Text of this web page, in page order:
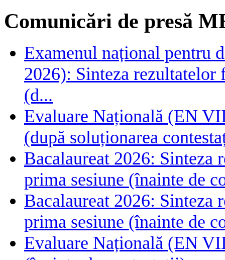
Comunicări de presă
Examenul național pentru
2026): Sinteza rezultatelor
(d...
Evaluare Națională (EN
(după soluționarea
Bacalaureat 2026:
prima sesiune (înainte de
Bacalaureat 2026:
prima sesiune (înainte de
Evaluare Națională (EN